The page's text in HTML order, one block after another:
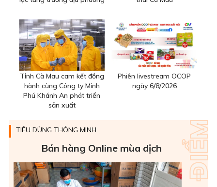
Tỉnh Cà Mau cam kết đồng
hành cùng Công ty Minh
Phú Khánh An phát triển
sản xuất
Phiên livestream OCOP
ngày 6/8/2026
TIÊU DÙNG THÔNG MINH
Bán hàng Online mùa dịch